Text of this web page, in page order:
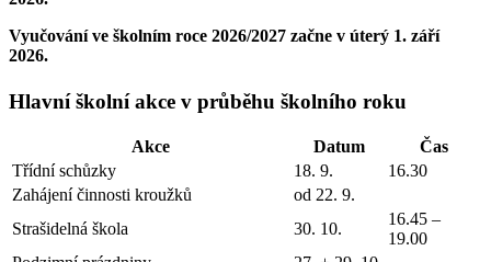
Vyučováníve školním roce 2026/2027 začne v úterý 1. září
2026.
Hlavní školní akce v průběhu školního roku
Akce Datum
Čas
Třídní schůzky
18. 9.
16.30
Zahájení činnosti kroužků
od 22. 9.
Strašidelná škola
30. 10.
16.45 –
19.00